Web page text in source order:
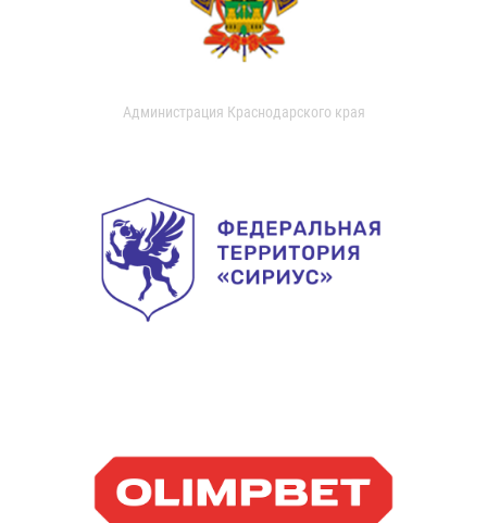
Администрация Краснодарского края